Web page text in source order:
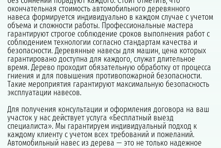
окончательная стоимость автомобильного деревянного
навеса формируется индивидуально в каждом случае с учетом
объема и сложности работы. Профессиональные мастера
гарантируют строгое соблюдение сроков выполнения работ с
соблюдением технологии согласно стандартам качества и
безопасности. Деревянные навесы для машин, цена которых
гарантировано доступна для каждого, служат длительное
время. Дерево проходит обязательную обработку от процесса
гниения и для повышения противопожарной безопасности.
Такие мероприятия гарантируют максимальную безопасность
эксплуатации навесов.
Для получения консультации и оформления договора на ваш
участок у нас действует услуга «Бесплатный выезд
специалиста». Мы гарантируем индивидуальный подход к
каждому клиенту с учетом всех требований и пожеланий.
Автомобильный навес из дерева — это не только надежное